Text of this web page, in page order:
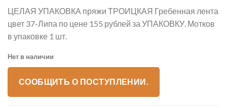
ЦЕЛАЯ УПАКОВКА пряжи ТРОИЦКАЯ Гребенная лента
цвет 37-Липа по цене 155 рублей за УПАКОВКУ. Мотков
в упаковке 1 шт.
Нет в наличии
СООБЩИТЬ О ПОСТУПЛЕНИИ.